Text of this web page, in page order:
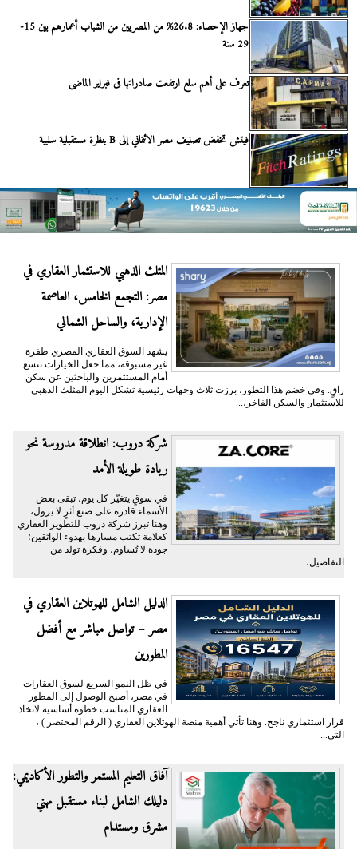
جهاز الإحصاء: 26.8% من المصريين من الشباب أعمارهم بين 15-
29 سنة
تعرف على أهم سلع ارتفعت صادراتها فى فبراير الماضى
فيتش تخفض تصنيف مصر الائتماني إلى B بنظرة مستقبلية سلبية
المثلث الذهبي للاستثمار العقاري في
مصر: التجمع الخامس، العاصمة
الإدارية، والساحل الشمالي
يشهد السوق العقاري المصري طفرة
غير مسبوقة، مما جعل الخيارات تتسع
أمام المستثمرين والباحثين عن سكن
راقٍ. وفي خضم هذا التطور، برزت ثلاث وجهات رئيسية تشكل اليوم المثلث الذهبي
للاستثمار والسكن الفاخر،...
شركة دروب: انطلاقة مدروسة نحو
ريادة طويلة الأمد
في سوقٍ يتغيّر كل يوم، تبقى بعض
الأسماء قادرة على صنع أثرٍ لا يزول،
وهنا تبرز شركة دروب للتطوير العقاري
كعلامة تكتب مسارها بهدوء الواثقين؛
جودة لا تُساوم، وفكرة تولد من
التفاصيل،...
الدليل الشامل للهوتلاين العقاري في
مصر – تواصل مباشر مع أفضل
المطورين
في ظل النمو السريع لسوق العقارات
في مصر، أصبح الوصول إلى المطور
العقاري المناسب خطوة أساسية لاتخاذ
قرار استثماري ناجح. وهنا تأتي أهمية منصة الهوتلاين العقاري ( الرقم المختصر ) ،
التي...
آفاق التعليم المستمر والتطور الأكاديمي:
دليلك الشامل لبناء مستقبل مهني
مشرق ومستدام